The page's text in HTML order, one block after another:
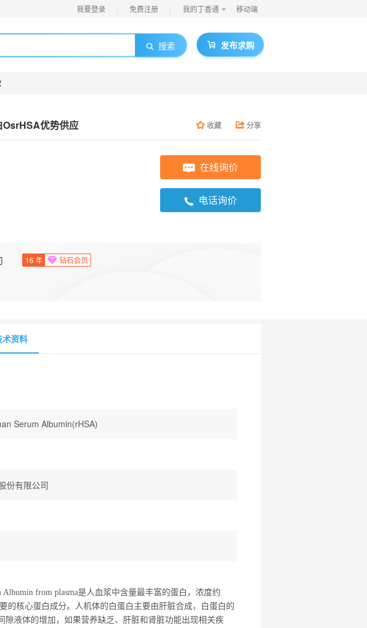
我要登录 免费注册 我的丁香通 移动端
搜索 发布求购
优势供应 收藏 分享
在线询价
电话询价
16 年 钻石会员
术资料
Serum Albumin(rHSA)
份有限公司
from plasma是人血浆中含量最丰富的蛋白，浓度约
的核心蛋白成分。人机体的白蛋白主要由肝脏合成，白蛋白的
液体的增加，如果营养缺乏、肝脏和肾脏功能出现相关疾